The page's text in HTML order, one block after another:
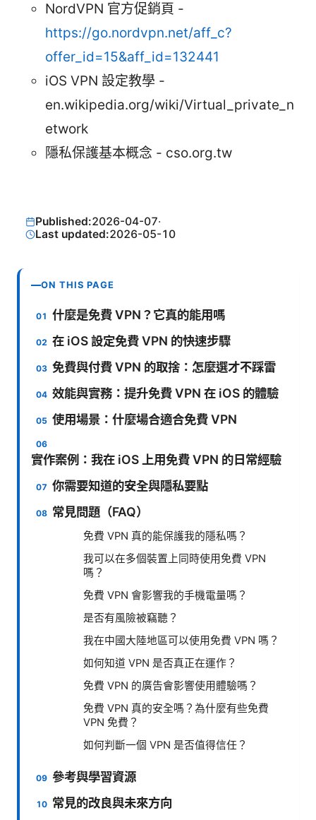
NordVPN 官方促銷頁 -
https://go.nordvpn.net/aff_c?
offer_id=15&aff_id=132441
iOS VPN 設定教學 -
en.wikipedia.org/wiki/Virtual_private_n
etwork
隱私保護基本概念 - cso.org.tw
Published:2026-04-07·
Last updated:2026-05-10
ON THIS PAGE
什麼是免費 VPN？它真的能用嗎
在 iOS 設定免費 VPN 的快速步驟
免費與付費 VPN 的取捨：怎麼選才不踩雷
效能與實務：提升免費 VPN 在 iOS 的體驗
使用場景：什麼場合適合免費 VPN
實作案例：我在 iOS 上用免費 VPN 的日常經驗
你需要知道的安全與隱私要點
常見問題（FAQ）
免費 VPN 真的能保護我的隱私嗎？
我可以在多個裝置上同時使用免費 VPN
嗎？
免費 VPN 會影響我的手機電量嗎？
是否有風險被竊聽？
我在中國大陸地區可以使用免費 VPN 嗎？
如何知道 VPN 是否真正在運作？
免費 VPN 的廣告會影響使用體驗嗎？
免費 VPN 真的安全嗎？為什麼有些免費
VPN 免費？
如何判斷一個 VPN 是否值得信任？
參考與學習資源
常見的改良與未來方向